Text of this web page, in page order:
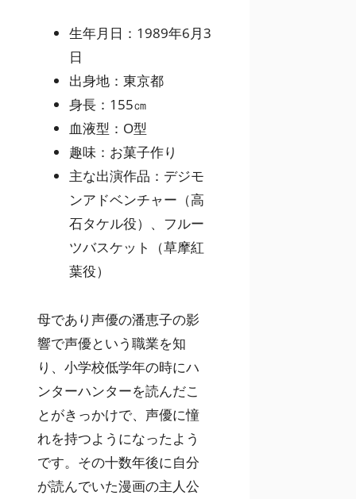
生年月日：1989年6月3
日
出身地：東京都
身長：155㎝
血液型：O型
趣味：お菓子作り
主な出演作品：デジモ
ンアドベンチャー（高
石タケル役）、フルー
ツバスケット（草摩紅
葉役）
母であり声優の潘恵子の影
響で声優という職業を知
り、小学校低学年の時にハ
ンターハンターを読んだこ
とがきっかけで、声優に憧
れを持つようになったよう
です。その十数年後に自分
が読んでいた漫画の主人公